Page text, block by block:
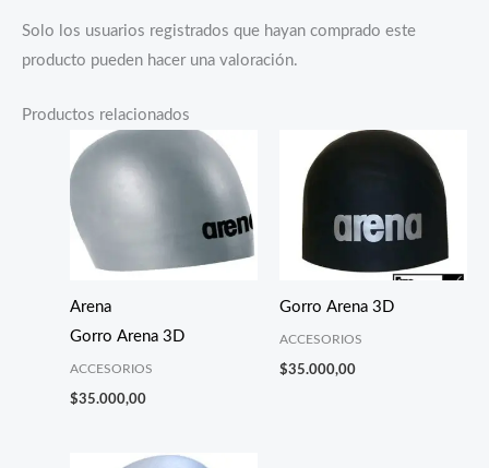
Solo los usuarios registrados que hayan comprado este
producto pueden hacer una valoración.
Productos relacionados
Arena
Gorro Arena 3D
ACCESORIOS
$35.000,00
Gorro Arena 3D
ACCESORIOS
$35.000,00